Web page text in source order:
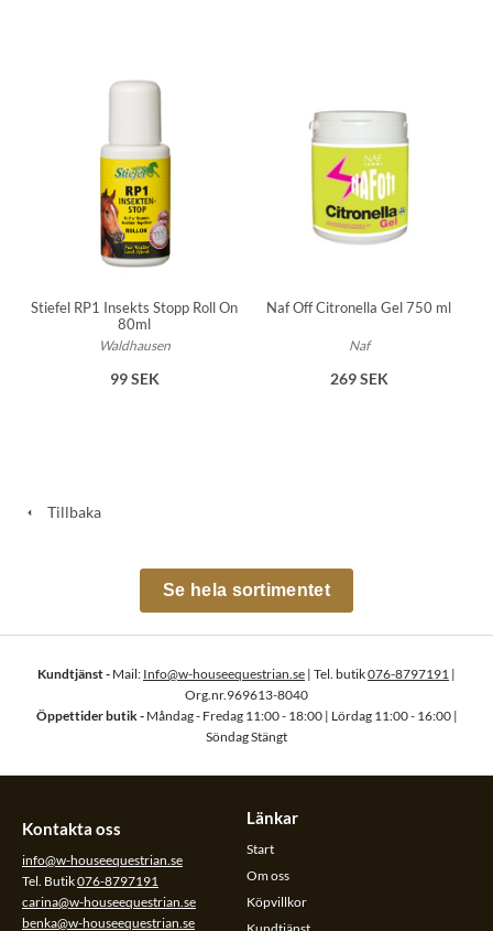
Stiefel RP1 Insekts Stopp Roll On
80ml
Waldhausen
99 SEK
Naf Off Citronella Gel 750 ml
Naf
269 SEK
Tillbaka
Se hela sortimentet
Kundtjänst - Mail: Info@w-houseequestrian.se | Tel. butik076-8797191 |
Org.nr.969613-8040
Öppettider butik - Måndag - Fredag 11:00 - 18:00 | Lördag 11:00 - 16:00 |
Söndag Stängt
Kontakta oss
info@w-houseequestrian.se
Tel. Butik076-8797191
carina@w-houseequestrian.se
benka@w-houseequestrian.se
Länkar
Start
Om oss
Köpvillkor